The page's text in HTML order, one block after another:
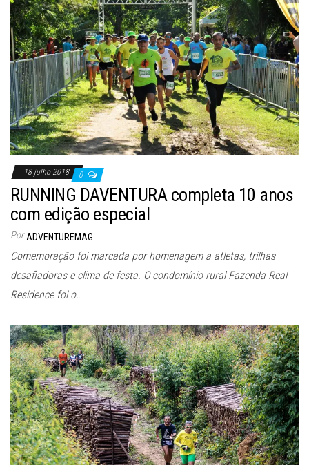
18 julho 2018 0
RUNNING DAVENTURA completa 10 anos
com edição especial
Por ADVENTUREMAG
Comemoração foi marcada por homenagem a atletas, trilhas
desafiadoras e clima de festa. O condomínio rural Fazenda Real
Residence foi o…